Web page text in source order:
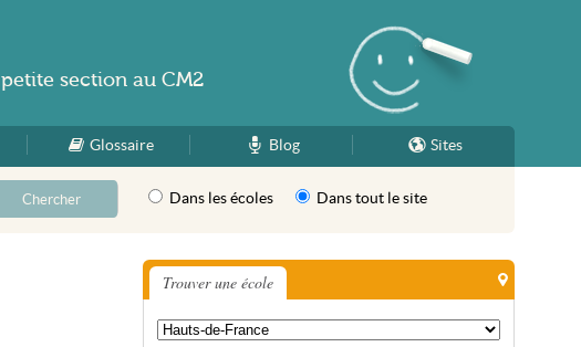
Glossaire Blog Sites
Dans les écoles Dans tout le site
Trouver une école
petite section au CM2